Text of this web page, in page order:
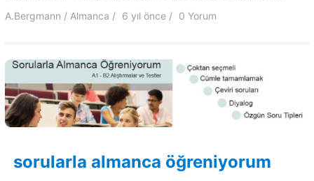
A.Bergmann Almanca 6 yılönce 0 Yorum
sorularla almanca öğreniyorum